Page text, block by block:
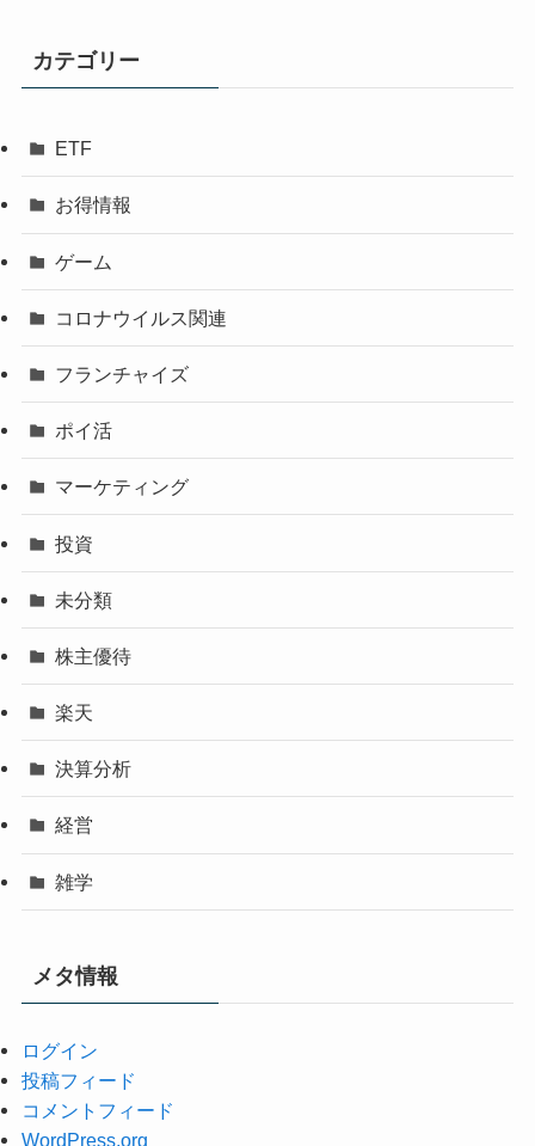
カテゴリー
ETF
お得情報
ゲーム
コロナウイルス関連
フランチャイズ
ポイ活
マーケティング
投資
未分類
株主優待
楽天
決算分析
経営
雑学
メタ情報
ログイン
投稿フィード
コメントフィード
WordPress.org